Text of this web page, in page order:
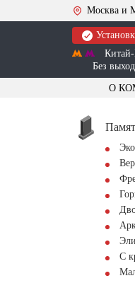
Москва и
Без
О
С